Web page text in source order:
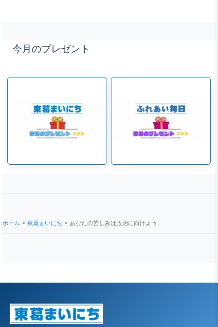
今月のプレゼント
ホーム 東葛まいにち あなたの苦しみは政治に向けよう